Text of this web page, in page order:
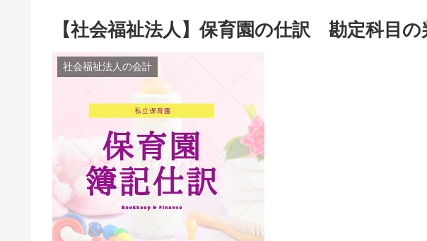
【社会福祉法人】保育園の仕訳 勘定科目の
社会福祉法人の会計